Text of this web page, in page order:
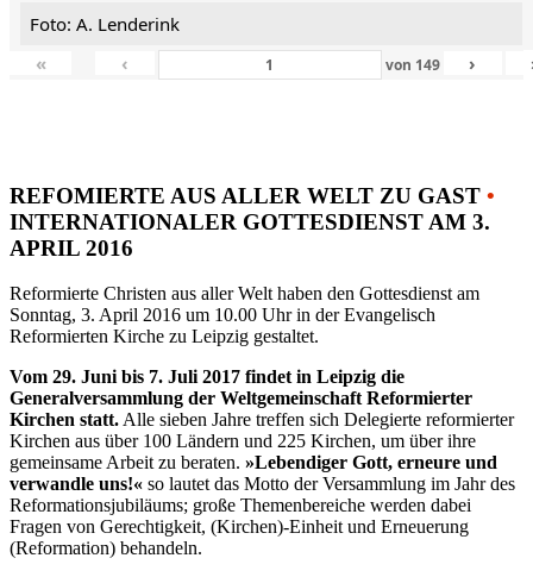
Foto: A. Lenderink
«
‹ von 149 ›
REFOMIERTE AUS ALLER WELT ZU GAST •
INTERNATIONALER GOTTESDIENST AM 3.
APRIL 2016
Reformierte Christen aus aller Welt haben den Gottesdienst am
Sonntag, 3. April 2016 um 10.00 Uhr in der Evangelisch
Reformierten Kirche zu Leipzig gestaltet.
Vom 29. Juni bis 7. Juli 2017 findet in Leipzig die
Generalversammlung der Weltgemeinschaft Reformierter
Kirchen statt.Alle sieben Jahre treffen sich Delegierte reformierter
Kirchen aus über 100 Ländern und 225 Kirchen, um über ihre
gemeinsame Arbeit zu beraten. »Lebendiger Gott, erneure und
verwandle uns!« so lautet das Motto der Versammlung im Jahr des
Reformationsjubiläums; große Themenbereiche werden dabei
Fragen von Gerechtigkeit, (Kirchen)-Einheit und Erneuerung
(Reformation) behandeln.